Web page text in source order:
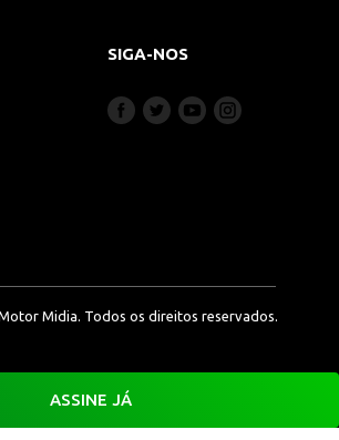
SIGA-NOS
Midia. Todos os direitos reservados.
ASSINE JÁ